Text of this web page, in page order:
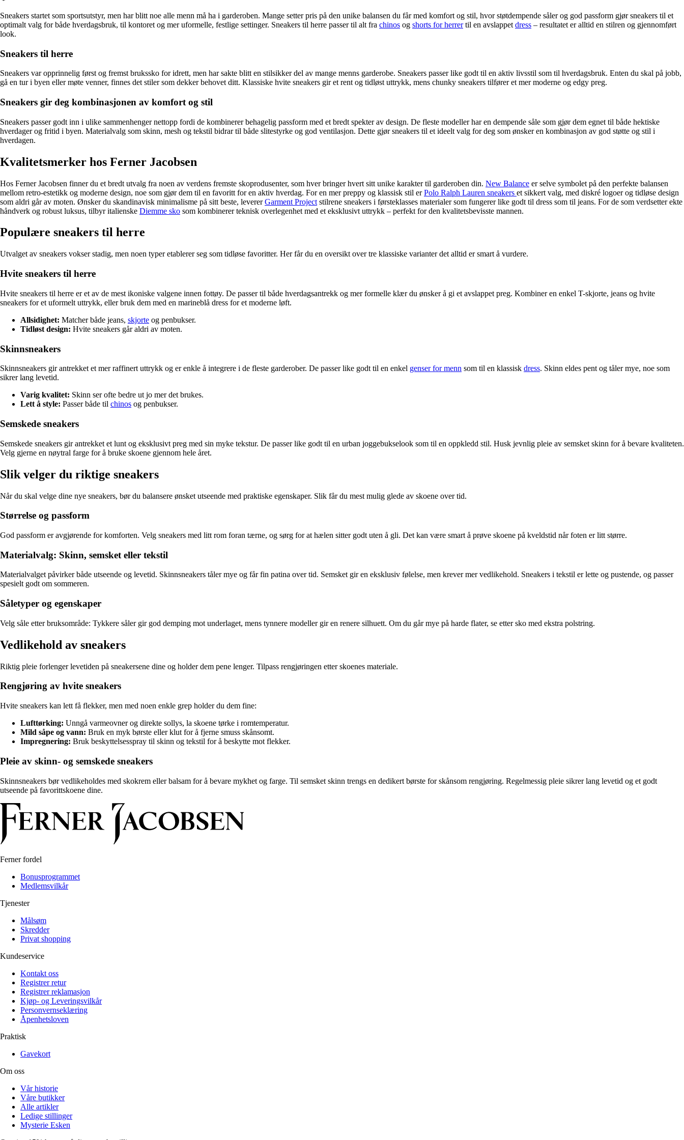
Reise
Informasjon
Klær
Reise
Informasjon
Tips og triks
Målsøm
Lukk
Sneakers startet som sportsutstyr, men har blitt noe alle menn må ha i garderoben. Mange setter pris på den unike balansen du får med komfort og stil, hvor støtdempende såler og god passform gjør sneakers til et
optimalt valg for både hverdagsbruk, til kontoret og mer uformelle, festlige settinger. Sneakers til herre passer til alt fra chinos og shorts for herrertil en avslappet dress – resultatet er alltid en stilren og gjennomført
look.
Sneakers til herre
Sneakers var opprinnelig først og fremst brukssko for idrett, men har sakte blitt en stilsikker del av mange menns garderobe. Sneakers passer like godt til en aktiv livsstil som til hverdagsbruk. Enten du skal på jobb,
gå en tur i byen eller møte venner, finnes det stiler som dekker behovet ditt. Klassiske hvite sneakers gir et rent og tidløst uttrykk, mens chunky sneakers tilfører et mer moderne og edgy preg.
Sneakers gir deg kombinasjonen av komfort og stil
Sneakers passer godt inn i ulike sammenhenger nettopp fordi de kombinerer behagelig passform med et bredt spekter av design. De fleste modeller har en dempende såle som gjør dem egnet til både hektiske
hverdager og fritid i byen. Materialvalg som skinn, mesh og tekstil bidrar til både slitestyrke og god ventilasjon. Dette gjør sneakers til et ideelt valg for deg som ønsker en kombinasjon av god støtte og stil i
hverdagen.
Kvalitetsmerker hos Ferner Jacobsen
Hos Ferner Jacobsen finner du et bredt utvalg fra noen av verdens fremste skoprodusenter, som hver bringer hvert sitt unike karakter til garderoben din. New Balance er selve symbolet på den perfekte balansen
mellom retro-estetikk og moderne design, noe som gjør dem til en favoritt for en aktiv hverdag. For en mer preppy og klassisk stil erPolo Ralph Lauren sneakers et sikkert valg, med diskré logoer og tidløse design
som aldri går av moten. Ønsker du skandinavisk minimalisme på sitt beste, levererGarment Project stilrene sneakers i førsteklasses materialer som fungerer like godt til dress som til jeans. For de som verdsetter ekte
håndverk og robust luksus, tilbyr italienske Diemme sko som kombinerer teknisk overlegenhet med et eksklusivt uttrykk – perfekt for den kvalitetsbevisste mannen.
Populære sneakers til herre
Utvalget av sneakers vokser stadig, men noen typer etablerer seg som tidløse favoritter. Her får du en oversikt over tre klassiske varianter det alltid er smart å vurdere.
Hvite sneakers til herre
Hvite sneakers til herre er et av de mest ikoniske valgene innen fottøy. De passer til både hverdagsantrekk og mer formelle klær du ønsker å gi et avslappet preg. Kombiner en enkel T-skjorte, jeans og hvite
sneakers for et uformelt uttrykk, eller bruk dem med en marineblå dress for et moderne løft.
Allsidighet: Matcher både jeans, skjorte og penbukser.
Tidløst design: Hvite sneakers går aldri av moten.
Skinnsneakers
Skinnsneakers gir antrekket et mer raffinert uttrykk og er enkle å integrere i de fleste garderober. De passer like godt til en enkel genser for menn som til en klassisk dress. Skinn eldes pent og tåler mye, noe som
sikrer lang levetid.
Varig kvalitet: Skinn ser ofte bedre ut jo mer det brukes.
Lett å style: Passer både til chinos og penbukser.
Semskede sneakers
Semskede sneakers gir antrekket et lunt og eksklusivt preg med sin myke tekstur. De passer like godt til en urban joggebukselook som til en oppkledd stil. Husk jevnlig pleie av semsket skinn for å bevare kvaliteten.
Velg gjerne en nøytral farge for å bruke skoene gjennom hele året.
Slik velger du riktige sneakers
Når du skal velge dine nye sneakers, bør du balansere ønsket utseende med praktiske egenskaper. Slik får du mest mulig glede av skoene over tid.
Størrelse og passform
God passform er avgjørende for komforten. Velg sneakers med litt rom foran tærne, og sørg for at hælen sitter godt uten å gli. Det kan være smart å prøve skoene på kveldstid når foten er litt større.
Materialvalg: Skinn, semsket eller tekstil
Materialvalget påvirker både utseende og levetid. Skinnsneakers tåler mye og får fin patina over tid. Semsket gir en eksklusiv følelse, men krever mer vedlikehold. Sneakers i tekstil er lette og pustende, og passer
spesielt godt om sommeren.
Såletyper og egenskaper
Velg såle etter bruksområde: Tykkere såler gir god demping mot underlaget, mens tynnere modeller gir en renere silhuett. Om du går mye på harde flater, se etter sko med ekstra polstring.
Vedlikehold av sneakers
Riktig pleie forlenger levetiden på sneakersene dine og holder dem pene lenger. Tilpass rengjøringen etter skoenes materiale.
Rengjøring av hvite sneakers
Hvite sneakers kan lett få flekker, men med noen enkle grep holder du dem fine:
Lufttørking: Unngå varmeovner og direkte sollys, la skoene tørke i romtemperatur.
Mild såpe og vann: Bruk en myk børste eller klut for å fjerne smuss skånsomt.
Impregnering: Bruk beskyttelsesspray til skinn og tekstil for å beskytte mot flekker.
Pleie av skinn- og semskede sneakers
Skinnsneakers bør vedlikeholdes med skokrem eller balsam for å bevare mykhet og farge. Til semsket skinn trengs en dedikert børste for skånsom rengjøring. Regelmessig pleie sikrer lang levetid og et godt
utseende på favorittskoene dine.
Ferner fordel
Bonusprogrammet
Medlemsvilkår
Tjenester
Målsøm
Skredder
Privat shopping
Kundeservice
Kontakt oss
Registrer retur
Registrer reklamasjon
Kjøp- og Leveringsvilkår
Personvernseklæring
Åpenhetsloven
Praktisk
Gavekort
Om oss
Vår historie
Våre butikker
Alle artikler
Ledige stillinger
Mysterie Esken